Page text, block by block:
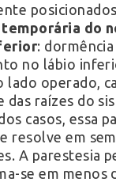
do
:
no lábio
lado operado,
das raízes do
casos, essa
resolve em
A parestesia
se em menos